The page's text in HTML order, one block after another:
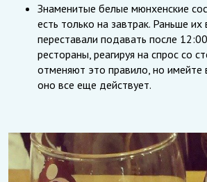
Знаменитые белые мюнхенские
есть только на завтрак. Раньше
переставали подавать после
рестораны, реагируя на спрос со
отменяют это правило, но имейте
оно все еще действует.